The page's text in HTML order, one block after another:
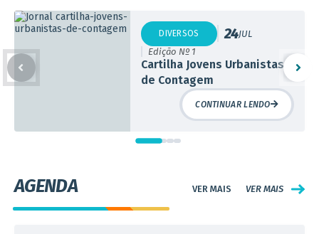
Edição Nº 1
Cartilha Jovens Urbanistas
de Contagem
24JUL
DIVERSOS
CONTINUAR LENDO
AGENDA VER MAIS